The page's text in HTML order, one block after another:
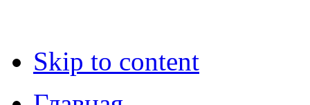
Skip to content